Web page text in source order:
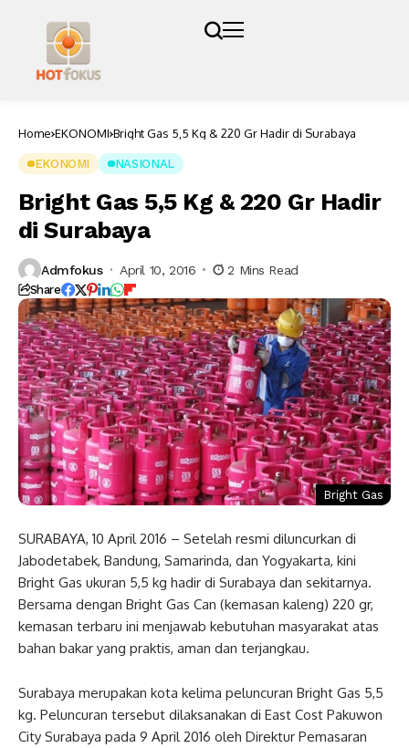
Home EKONOMI Bright Gas 5,5 Kg & 220 Gr Hadir di Surabaya
EKONOMI NASIONAL
Bright Gas 5,5 Kg & 220 Gr Hadir
di Surabaya
Admfokus April 10, 2016 2 Mins Read
Share
Bright Gas
SURABAYA, 10 April 2016 – Setelah resmi diluncurkan di
Jabodetabek, Bandung, Samarinda, dan Yogyakarta, kini
Bright Gas ukuran 5,5 kg hadir di Surabaya dan sekitarnya.
Bersama dengan Bright Gas Can (kemasan kaleng) 220 gr,
kemasan terbaru ini menjawab kebutuhan masyarakat atas
bahan bakar yang praktis, aman dan terjangkau.
Surabaya merupakan kota kelima peluncuran Bright Gas 5,5
kg. Peluncuran tersebut dilaksanakan di East Cost Pakuwon
City Surabaya pada 9 April 2016 oleh Direktur Pemasaran